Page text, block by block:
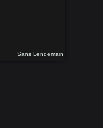
Sans Lendemain